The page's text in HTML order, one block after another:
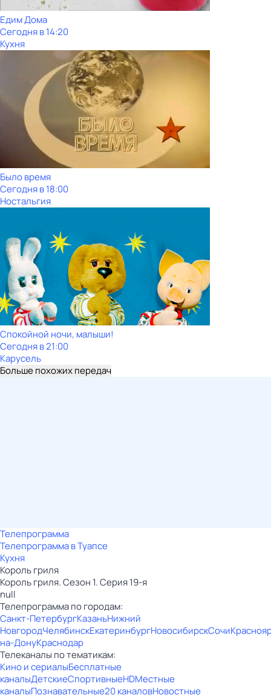
Едим Дома
Сегодня в 14:20
Кухня
Было время
Сегодня в 18:00
Ностальгия
Спокойной ночи, малыши!
Сегодня в 21:00
Карусель
Больше похожих передач
Телепрограмма
Телепрограмма в Туапсе
Кухня
Король гриля
Король гриля. Сезон 1. Серия 19-я
null
Телепрограмма по городам:
Санкт-ПетербургКазаньНижний
НовгородЧелябинскЕкатеринбургНовосибирскСочи
на-ДонуКраснодар
Телеканалы по тематикам:
Кино и сериалыБесплатные
каналыДетскиеСпортивныеHDМестные
каналыПознавательные20 каналовНовостные